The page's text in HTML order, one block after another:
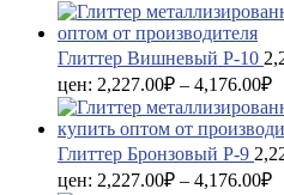
Глиттер Вишневый P-10
цен: 2,227.00₽ – 4,176.00₽
Глиттер Бронзовый P-9
цен: 2,227.00₽ – 4,176.00₽